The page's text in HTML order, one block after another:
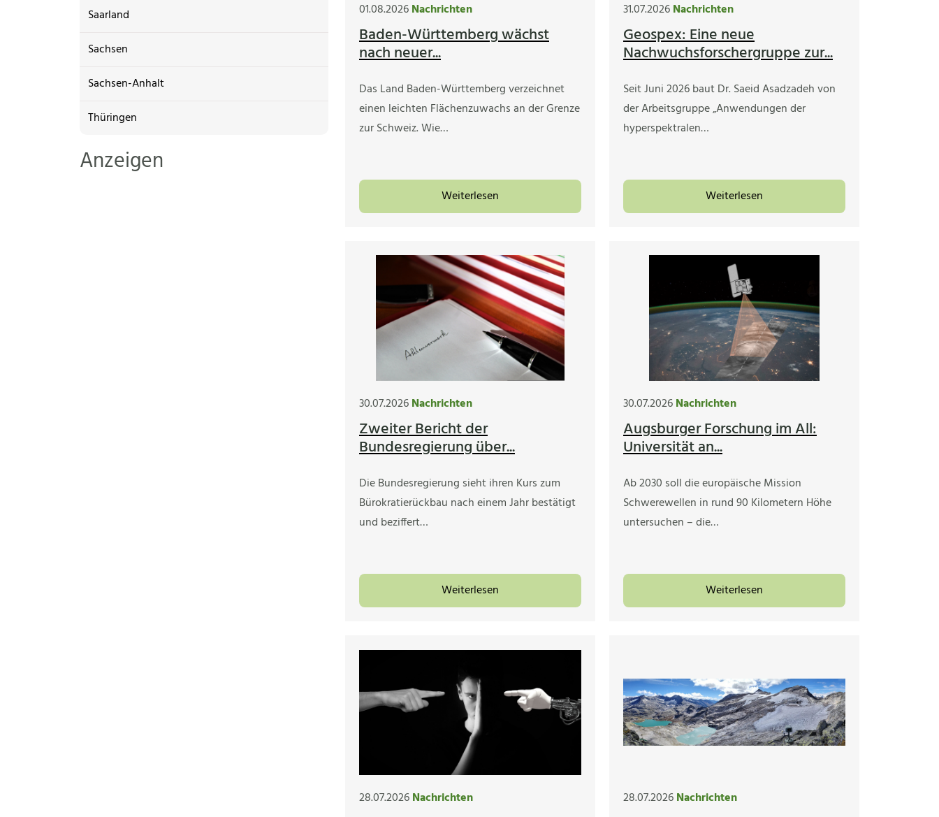
Saarland
Sachsen
Sachsen-Anhalt
Thüringen
Anzeigen
01.08.2026Nachrichten
Baden-Württemberg wächst
nach neuer...
Das Land Baden-Württemberg verzeichnet
einen leichten Flächenzuwachs an der Grenze
zur Schweiz. Wie…
Weiterlesen
31.07.2026Nachrichten
Geospex: Eine neue
Nachwuchsforschergruppe zur...
Seit Juni 2026 baut Dr. Saeid Asadzadeh von
der Arbeitsgruppe „Anwendungen der
hyperspektralen…
Weiterlesen
30.07.2026Nachrichten
Zweiter Bericht der
Bundesregierung über...
Die Bundesregierung sieht ihren Kurs zum
Bürokratierückbau nach einem Jahr bestätigt
und beziffert…
Weiterlesen
30.07.2026Nachrichten
Augsburger Forschung im All:
Universität an...
Ab 2030 soll die europäische Mission
Schwerewellen in rund 90 Kilometern Höhe
untersuchen – die…
Weiterlesen
28.07.2026Nachrichten 28.07.2026Nachrichten